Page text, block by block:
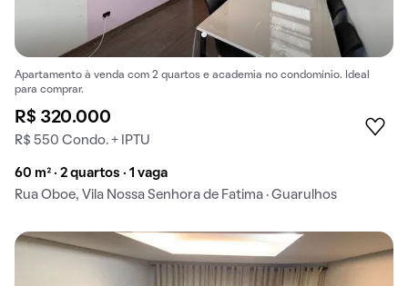
Apartamento à venda com 2 quartos e academia no condomínio. Ideal
para comprar.
R$ 320.000
R$ 550 Condo. + IPTU
60 m² · 2 quartos · 1 vaga
Rua Oboe, Vila Nossa Senhora de Fatima · Guarulhos